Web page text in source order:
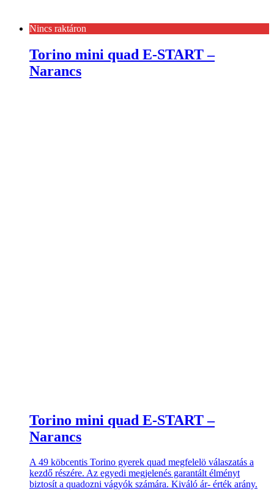
Nincs raktáron
Torino mini quad E-START –
Narancs
Torino mini quad E-START –
Narancs
A 49 köbcentis Torino gyerek quad megfelelö válaszatás a
kezdő részére. Az egyedi megjelenés garantált élményt
biztosít a quadozni vágyók számára. Kiváló ár- érték arány.